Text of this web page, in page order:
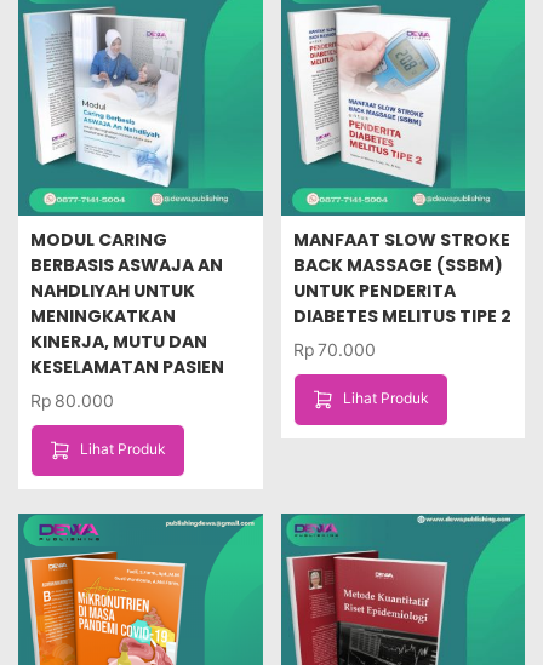
MODUL CARING
BERBASIS ASWAJA AN
NAHDLIYAH UNTUK
MENINGKATKAN
KINERJA, MUTU DAN
KESELAMATAN PASIEN
Rp 80.000
Lihat Produk
MANFAAT SLOW STROKE
BACK MASSAGE (SSBM)
UNTUK PENDERITA
DIABETES MELITUS TIPE 2
Rp70.000
Lihat Produk